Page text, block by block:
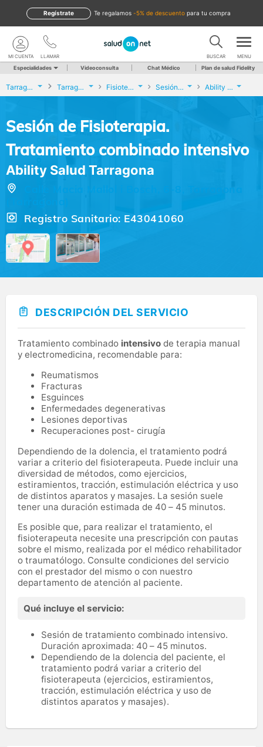
te regalamos -5% de descuento para tu compra
Regístrate
LLAMAR
MI CUENTA BUSCAR MENU
Especialidades Videoconsulta Chat Médico Plan de salud Fidelity
Tarragona Tarragona Fisioterapia Sesión de Fisioterapia. Tratamiento combinado intensivo Ability Salud Tarragona
Sesión de Fisioterapia.
Tratamiento combinado intensivo
Ability Salud Tarragona
Registro Sanitario: E43041060
DESCRIPCIÓN DEL SERVICIO
Tratamiento combinado intensivo de terapia manual
y electromedicina, recomendable para:
Reumatismos
Fracturas
Esguinces
Enfermedades degenerativas
Lesiones deportivas
Recuperaciones post- cirugía
Dependiendo de la dolencia, el tratamiento podrá
variar a criterio del fisioterapeuta. Puede incluir una
diversidad de métodos, como ejercicios,
estiramientos, tracción, estimulación eléctrica y uso
de distintos aparatos y masajes. La sesión suele
tener una duración estimada de 40 – 45 minutos.
Es posible que, para realizar el tratamiento, el
fisioterapeuta necesite una prescripción con pautas
sobre el mismo, realizada por el médico rehabilitador
o traumatólogo. Consulte condiciones del servicio
con el prestador del mismo o con nuestro
departamento de atención al paciente.
Qué incluye el servicio:
Sesión de tratamiento combinado intensivo.
Duración aproximada: 40 – 45 minutos.
Dependiendo de la dolencia del paciente, el
tratamiento podrá variar a criterio del
fisioterapeuta (ejercicios, estiramientos,
tracción, estimulación eléctrica y uso de
distintos aparatos y masajes).